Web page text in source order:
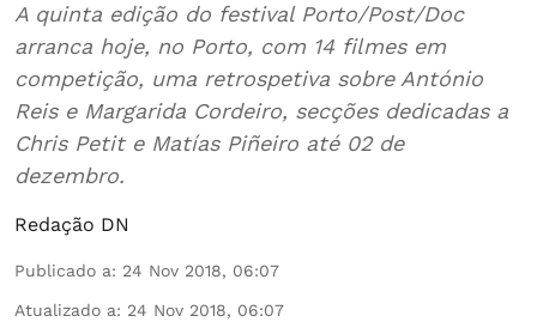
A quinta edição do festival Porto/Post/Doc
arranca hoje, no Porto, com 14 filmes em
competição, uma retrospetiva sobre António
Reis e Margarida Cordeiro, secções dedicadas a
Chris Petit e Matías Piñeiro até 02 de
dezembro.
Redação DN
Publicado a: 24 Nov 2018, 06:07
Atualizado a: 24 Nov 2018, 06:07